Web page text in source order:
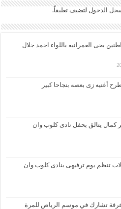
الدخول لتضيف تعليقاً.
بحى العمرانيه باللواء احمد جلال
أغنيه زى بعضه بنجاحا كبير
كمال يتالق بحفل نادى كلوب وان
تنظم يوم ترفيهى بنادى كلوب وان
عرفة تشارك في موسم الرياض للمرة